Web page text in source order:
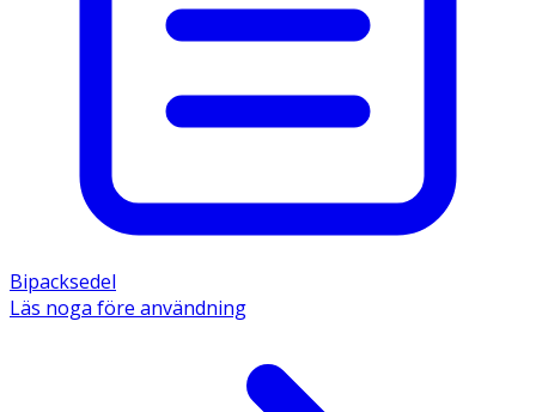
Bipacksedel
Läs noga före användning